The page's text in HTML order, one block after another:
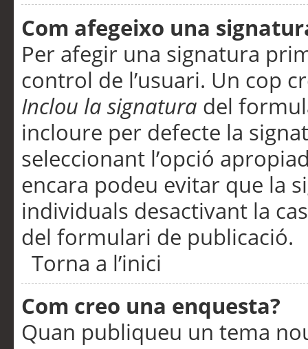
Com afegeixo una
Per afegir una signatura
control de l’usuari. Un cop
Inclou la signatura del
incloure per defecte la
seleccionant l’opció
encara podeu evitar que la
individuals desactivant la
del formulari de publicació.
Torna a l’inici
Com creo una enquesta?
Quan publiqueu un tema